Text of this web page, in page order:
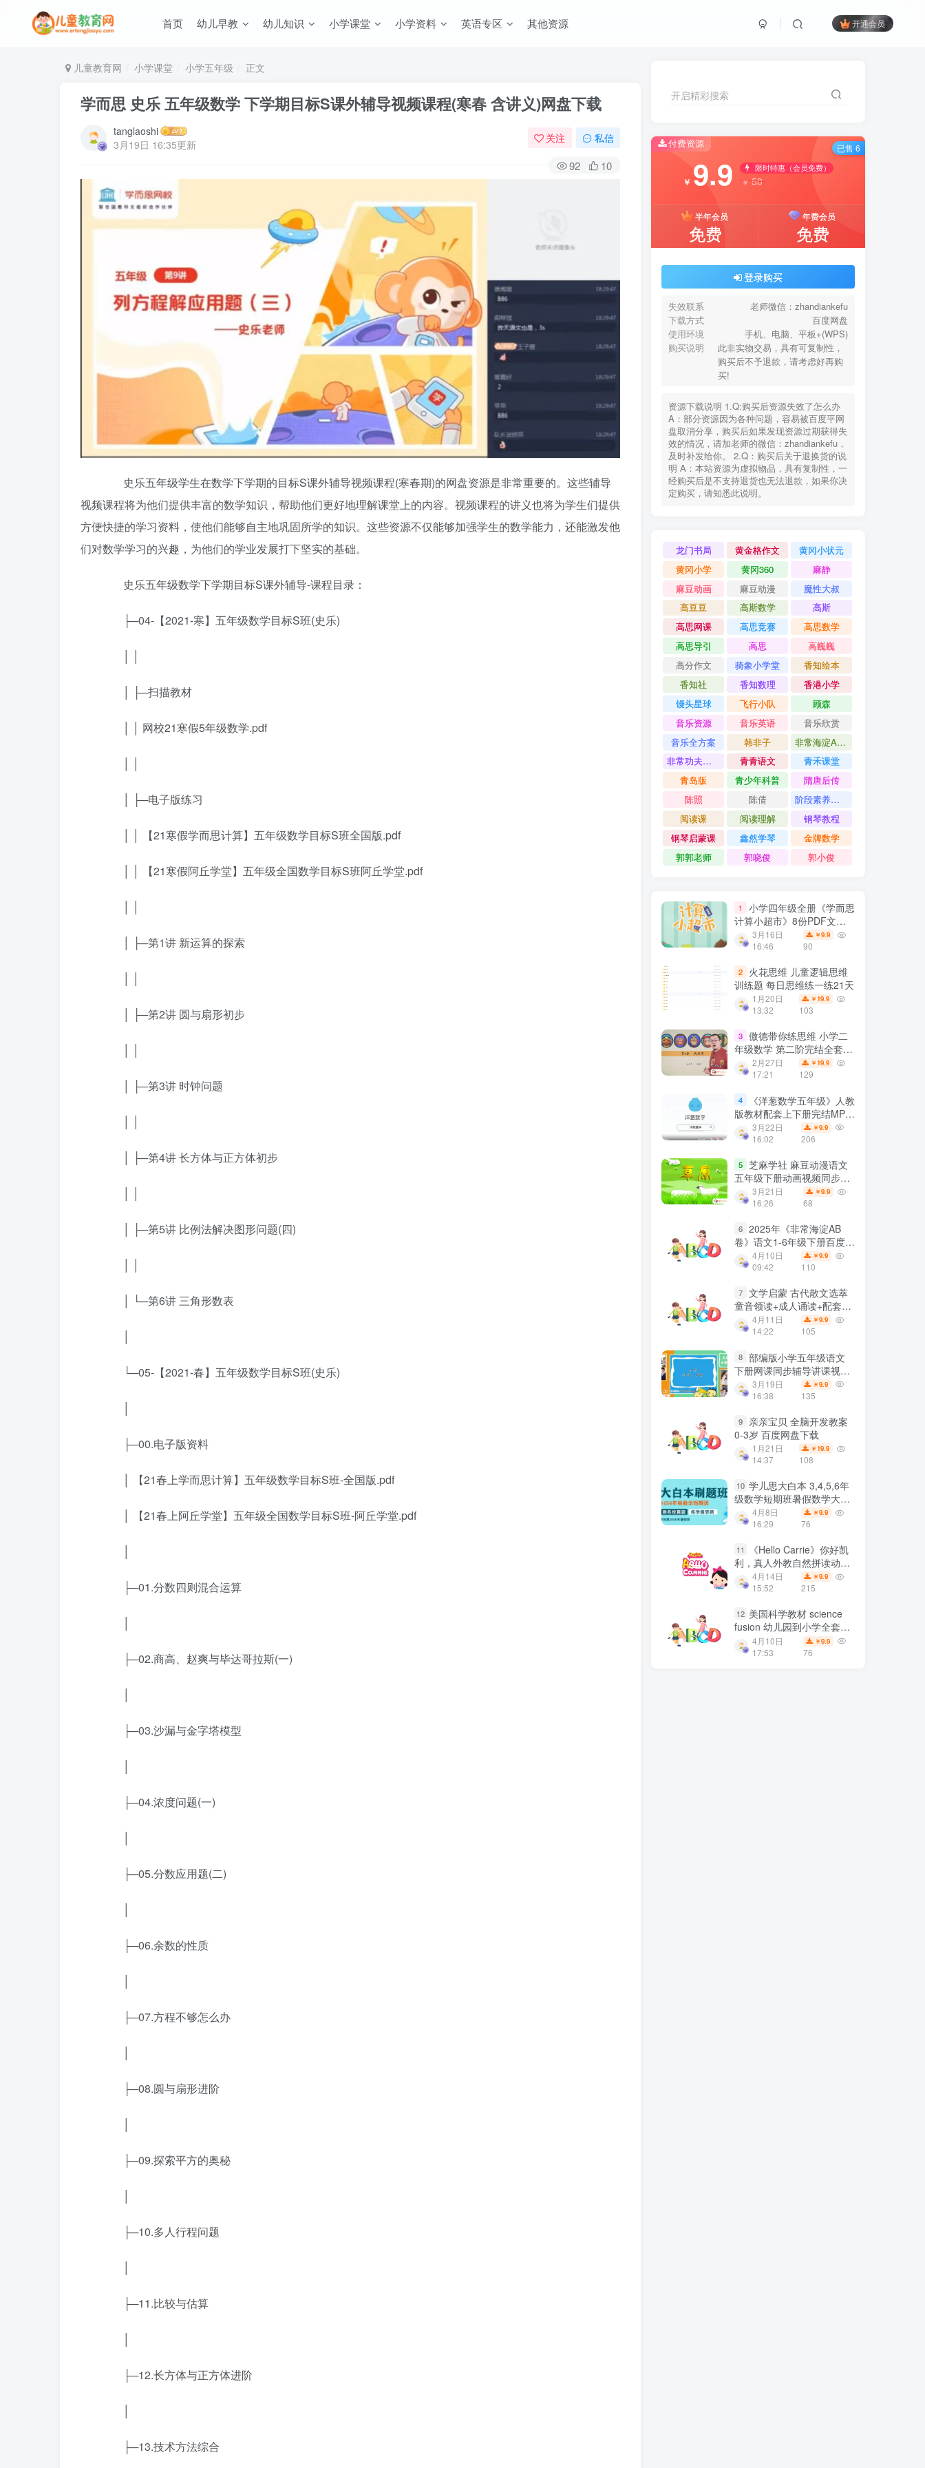
首页 幼儿早教 幼儿知识 小学课堂 小学资料 英语专区 其他资源 开通会员
儿童教育网 小学课堂 小学五年级 正文
学而思 史乐 五年级数学 下学期目标S课外辅导视频课程(寒春 含讲义)网盘下载
tanglaoshi
3月19日 16:35更新
关注 私信
92 10
史乐五年级学生在数学下学期的目标S课外辅导视频课程(寒春期)的网盘资源是非常重要的。这些辅导
视频课程将为他们提供丰富的数学知识，帮助他们更好地理解课堂上的内容。视频课程的讲义也将为学生们提供
方便快捷的学习资料，使他们能够自主地巩固所学的知识。这些资源不仅能够加强学生的数学能力，还能激发他
们对数学学习的兴趣，为他们的学业发展打下坚实的基础。
史乐五年级数学下学期目标S课外辅导-课程目录：
├─04-【2021-寒】五年级数学目标S班(史乐)
│ ├─扫描教材
│ │ 网校21寒假5年级数学.pdf
│ ├─电子版练习
│ │ 【21寒假学而思计算】五年级数学目标S班全国版.pdf
│ │ 【21寒假阿丘学堂】五年级全国数学目标S班阿丘学堂.pdf
│ ├─第1讲 新运算的探索
│ ├─第2讲 圆与扇形初步
│ ├─第3讲 时钟问题
│ ├─第4讲 长方体与正方体初步
│ ├─第5讲 比例法解决图形问题(四)
│ └─第6讲 三角形数表
└─05-【2021-春】五年级数学目标S班(史乐)
├─00.电子版资料
│ 【21春上学而思计算】五年级数学目标S班-全国版.pdf
│ 【21春上阿丘学堂】五年级全国数学目标S班-阿丘学堂.pdf
├─01.分数四则混合运算
├─02.商高、赵爽与毕达哥拉斯(一)
├─03.沙漏与金字塔模型
├─04.浓度问题(一)
├─05.分数应用题(二)
├─06.余数的性质
├─07.方程不够怎么办
├─08.圆与扇形进阶
├─09.探索平方的奥秘
├─10.多人行程问题
├─11.比较与估算
├─12.长方体与正方体进阶
├─13.技术方法综合
开启精彩搜索
付费资源
￥ 9.9 限时特惠（会员免费）
￥ 50
半年会员
免费
年费会员
免费
登录购买
失效联系
老师微信：zhandiankefu
下载方式
百度网盘
使用环境
手机、电脑、平板+(WPS)
购买说明
此非实物交易，具有可复制性，
购买后不予退款，请考虑好再购
买!
资源下载说明 1.Q:购买后资源失效了怎么办
A：部分资源因为各种问题，容易被百度平网
盘取消分享，购买后如果发现资源过期获得失
效的情况，请加老师的微信：zhandiankefu，
及时补发给你。 2.Q：购买后关于退换货的说
明 A：本站资源为虚拟物品，具有复制性，一
经购买后是不支持退货也无法退款，如果你决
定购买，请知悉此说明。
已售 6
龙门书局 黄金格作文
黄冈小状元
黄冈小学
黄冈360
麻静
麻豆动画
麻豆动漫
魔性大叔
高豆豆
高斯数学
高斯
高思网课
高思竞赛
高思数学
高思导引
高思
高巍巍
高分作文
骑象小学堂
香知绘本
香知社
香知数理
香港小学
馒头星球
飞行小队
顾森
音乐资源
音乐英语
音乐欣赏
音乐全方案
韩非子
非常海淀AB卷
非常功夫作文
青青语文
青禾课堂
青岛版
青少年科普
隋唐后传
陈照
陈倩
阶段素养评价卷
阅读课
阅读理解
钢琴教程
钢琴启蒙课
鑫然学琴
金牌数学
郭郭老师
郭晓俊 郭小俊
1
小学四年级全册《学而思
计算小超市》8份PDF文档
计算口算题练习资料 百度网
盘下载
3月16日
16:46
￥9.9
90
2
火花思维 儿童逻辑思维
训练题 每日思维练一练21天
1月20日
13:32
￥ 19.9
103
3 傲德带你练思维 小学二
年级数学 第二阶完结全套高
清视频课程 百度网盘下载
2月27日
17:21
￥ 19.9
129
4
《洋葱数学五年级》人教
版教材配套上下册完结MP4
动画视频课程+习题库PDF
文档 百度网盘下载
3月22日
16:02
￥9.9
206
5 芝麻学社 麻豆动漫语文
五年级下册动画视频同步课
程 看动画学语文(人教版 合
计1.96GB）百度网盘下载
3月21日
16:26
￥9.9
68
6 2025年《非常海淀AB
卷》语文1-6年级下册百度网
盘下载4月10日
09:42
￥9.9
110
7 文学启蒙 古代散文选萃
童音领读+成人诵读+配套书
扫描 百度网盘下载
4月11日
14:22
￥9.9
105
8 部编版小学五年级语文
下册网课同步辅导讲课视频
课程全集(含课件 64讲) 百度
网盘下载
3月19日
16:38
￥9.9
135
9
亲亲宝贝 全脑开发教案
0-3岁 百度网盘下载
1月21日
14:37
￥ 19.9
108
10 学儿思大白本 3,4,5,6年
级数学短期班暑假数学大白
本刷题班合集完结 MP4视频
PDF讲义百度网盘下载
4月8日
16:29
￥9.9
76
11
《Hello Carrie》你好凯
利，真人外教自然拼读动画
和英语儿歌，全155集 百度
网盘下载
4月14日
15:52
￥9.9
215
12 美国科学教材 science
fusion 幼儿园到小学全套科
学教材 百度网盘下载
4月10日
17:53
￥9.9
76